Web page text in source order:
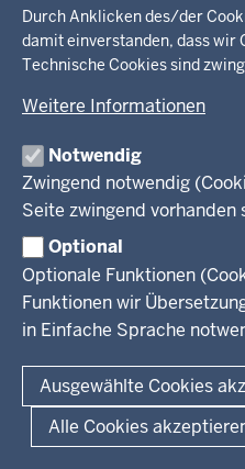
Durch Anklicken des/der
damit einverstanden, dass wir
Technische Cookies sind
Weitere Informationen
Notwendig
Zwingend notwendig
Seite zwingend vorhanden
Optional
Optionale Funktionen
Funktionen wir
in Einfache Sprache
Ausgewählte Cookies
Alle Cookies
der
Fußzeile
Ministerium
Kinder
Familie
Gleichstellung
Flucht
Integration
Presse
Pressekontakt
RSS-Feeds
Service
Broschürenservice
Bibliothek
Newsletter
Geschützter Kontakt
Landesportal NRW
Anfahrt
E-Rechnung
Instagram-Links
#WTFuture
Fußzeile
Seitenübersicht